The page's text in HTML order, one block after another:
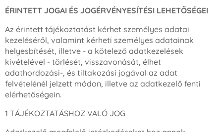
ÉRINTETT JOGAI ÉS JOGÉRVÉNYESÍTÉSI LEHETŐSÉGEI
Az érintett tájékoztatást kérhet személyes adatai
kezeléséről, valamint kérheti személyes adatainak
helyesbítését, illetve - a kötelező adatkezelések
kivételével - törlését, visszavonását, élhet
adathordozási-, és tiltakozási jogával az adat
felvételénél jelzett módon, illetve az adatkezelő fenti
elérhetőségein.
1 TÁJÉKOZTATÁSHOZ VALÓ JOG